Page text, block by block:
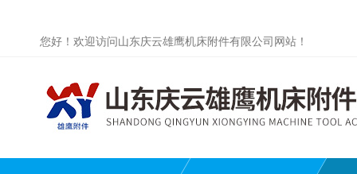
您好！欢迎访问山东庆云雄鹰机床附件有限公司网站！